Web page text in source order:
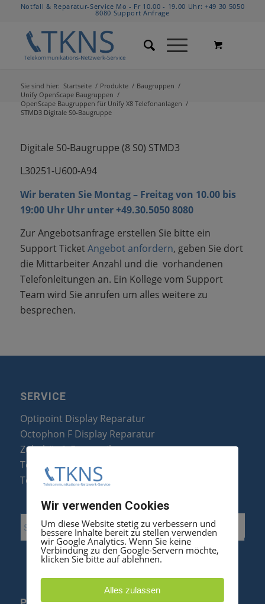
Notfall & Reparatur-Service Mo - Fr 10.00 - 19.00 Uhr:+49 30 5050
8080 Support Anfrage
Sie sind hier: Startseite / Produkte / Baugruppen /
Unify OpenScape Baugruppen /
OpenScape Baugruppen für Unify X8 Telefonanlagen /
STMD3 Digitale S0-Baugruppe
Digitale S0-Baugruppe (8 S0) STMD3
L30251-U600-A94
Wir beraten Sie Montag – Freitag von 10.00 bis
19:00 Uhr Uhr unter +49.30.5050 8080
Zur Angebotsanfrage erstellen Sie bitte ein
Support TicketAngebot anfordern, geben Sie dort
die Mittarbeiter Anzahl und die vorhandenen
Telefonleitungen an. Ein Kollege vom Support
Team wird Sie anrufen um alles weitere zu
besprechen.
SERVICE
Optipoint Display Reparatur
Octophon F Display Reparatur
Zubehör & Ersatzteile
Telefonanlagen Optimierung
Telefonanlagen Erweiterung
Wir verwenden Cookies
Um diese Website stetig zu verbessern und
bessere Inhalte bereit zu stellen verwenden
wir Google Analytics. Wenn Sie keine
Verbindung zu den Google-Servern möchte,
klicken Sie bitte auf ablehnen.
Alles zulassen